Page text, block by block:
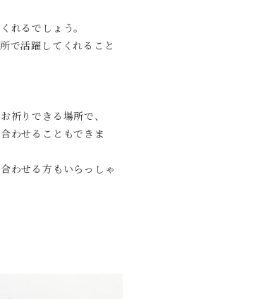
れるでしょう。
で活躍してくれること
祈りできる場所で、
わせることもできま
わせる方もいらっしゃ